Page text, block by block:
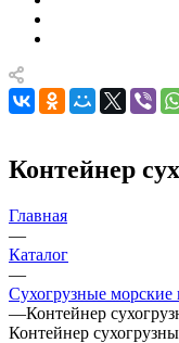
Контейнер
Главная
—
Каталог
—
Сухогрузные морские
—Контейнер
Контейнер